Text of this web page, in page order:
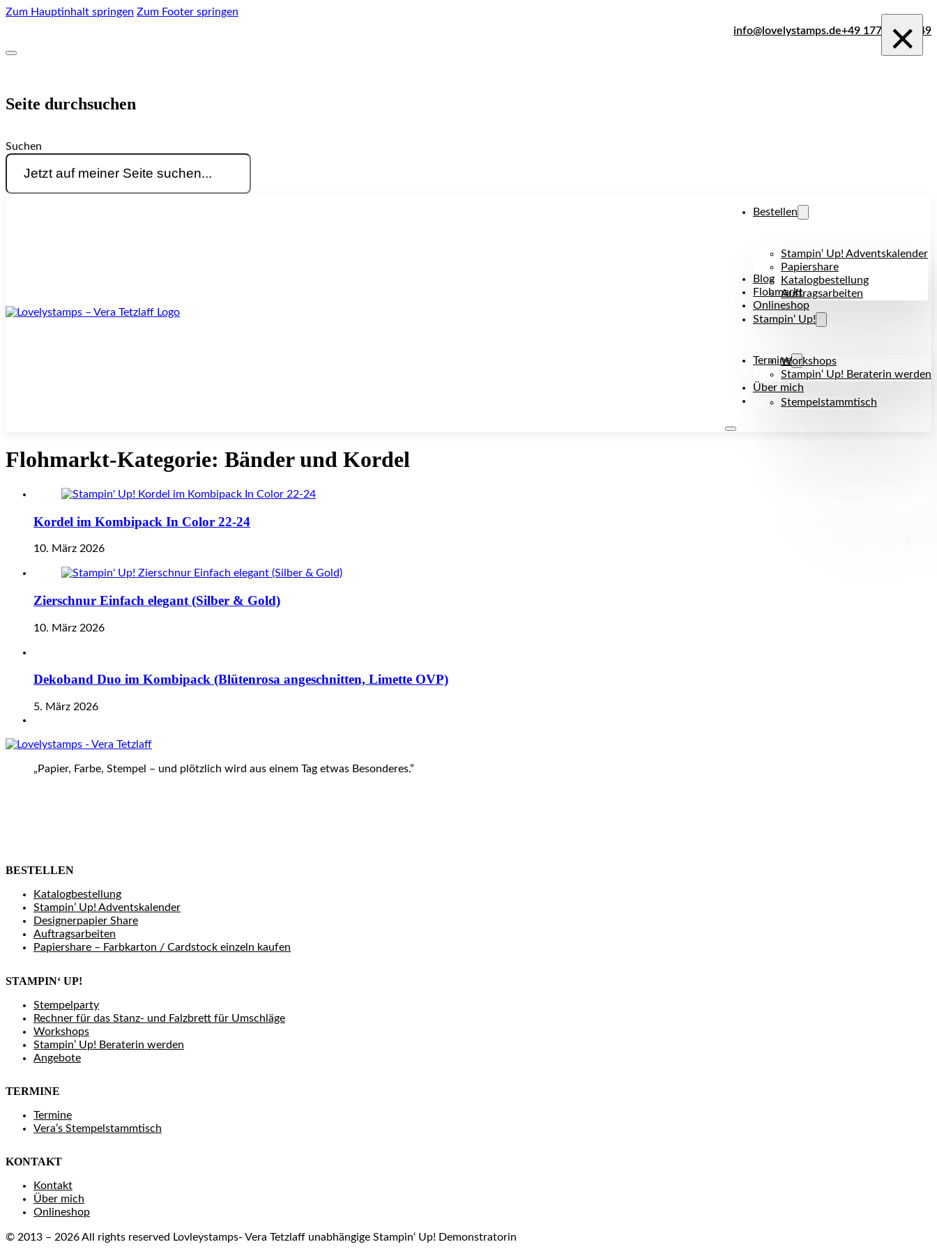
Zum Hauptinhalt springen Zum Footer springen
info@lovelystamps.de+49 177 242 1849
Seite durchsuchen
Suchen
×
Bestellen
Stampin‘ Up! Adventskalender
Papiershare
Katalogbestellung
Auftragsarbeiten
Blog
Flohmarkt
Onlineshop
Stampin‘ Up!
Workshops
Stampin‘ Up! Beraterin werden
Termine
Stempelstammtisch
Über mich
Kontakt
Flohmarkt-Kategorie: Bänder und Kordel
Kordel im Kombipack In Color 22-24
10. März 2026
Zierschnur Einfach elegant (Silber & Gold)
10. März 2026
Dekoband Duo im Kombipack (Blütenrosa angeschnitten, Limette OVP)
5. März 2026
„Papier, Farbe, Stempel – und plötzlich wird aus einem Tag etwas Besonderes.”
BESTELLEN
Katalogbestellung
Stampin’ Up! Adventskalender
Designerpapier Share
Auftragsarbeiten
Papiershare – Farbkarton / Cardstock einzeln kaufen
STAMPIN‘ UP!
Stempelparty
Rechner für das Stanz- und Falzbrett für Umschläge
Workshops
Stampin’ Up! Beraterin werden
Angebote
TERMINE
Termine
Vera’s Stempelstammtisch
KONTAKT
Kontakt
Über mich
Onlineshop
© 2013 – 2026 All rights reserved Lovleystamps- Vera Tetzlaff unabhängige Stampin‘ Up! Demonstratorin